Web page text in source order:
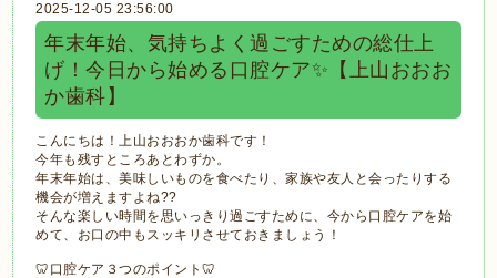
2025-12-05 23:56:00
年末年始、気持ちよく過ごすための総仕上
げ！今日から始める口腔ケア✨【上山おおお
か歯科】
こんにちは！上山おおおか歯科です！
今年も残すところあとわずか。
年末年始は、美味しいものを食べたり、家族や友人と会ったりする
機会が増えますよね??
そんな楽しい時間を思いっきり過ごすために、今から口腔ケアを始
めて、お口の中もスッキリさせておきましょう！
🦷口腔ケア３つのポイント🦷